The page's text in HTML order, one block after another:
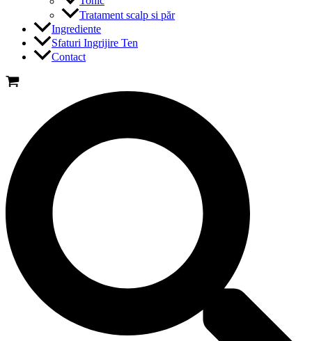
Tratament scalp si păr
Ingrediente
Sfaturi Ingrijire Ten
Contact